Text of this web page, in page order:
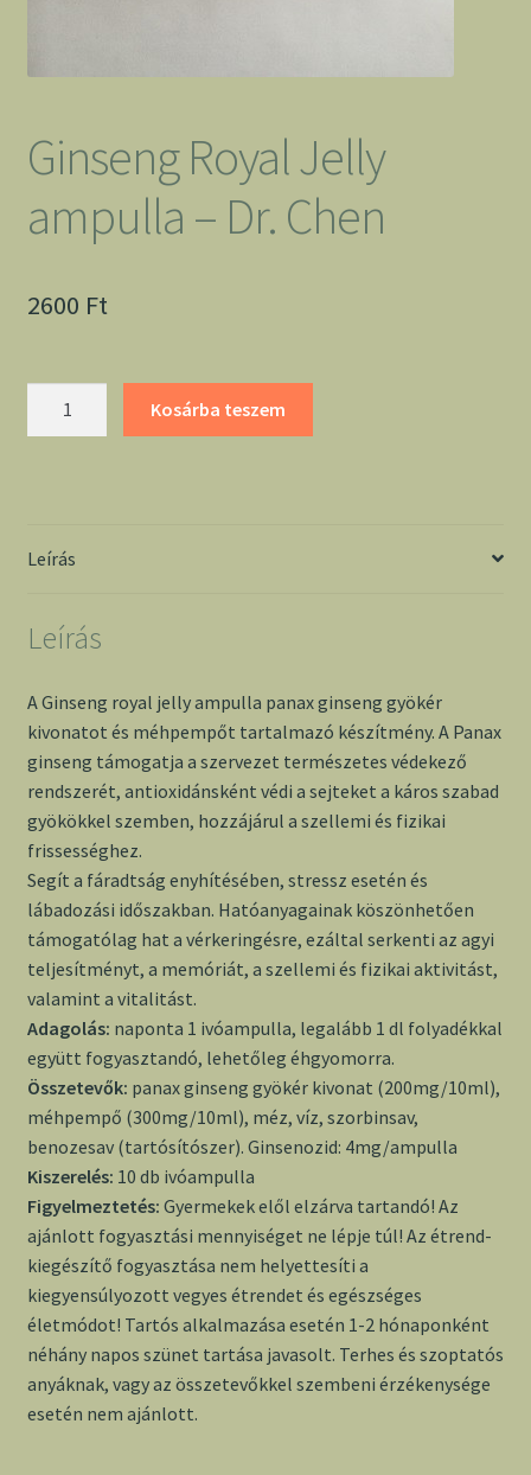
Ginseng Royal Jelly
ampulla – Dr. Chen
2600 Ft
Chen
Kosárba teszem
Leírás
Leírás
A Ginseng royal jelly ampulla panax ginseng gyökér
kivonatot és méhpempőt tartalmazó készítmény. A Panax
ginseng támogatja a szervezet természetes védekező
rendszerét, antioxidánsként védi a sejteket a káros szabad
gyökökkel szemben, hozzájárul a szellemi és fizikai
frissességhez.
Segít a fáradtság enyhítésében, stressz esetén és
lábadozási időszakban. Hatóanyagainak köszönhetően
támogatólag hat a vérkeringésre, ezáltal serkenti az agyi
teljesítményt, a memóriát, a szellemi és fizikai aktivitást,
valamint a vitalitást.
Adagolás: naponta 1 ivóampulla, legalább 1 dl folyadékkal
együtt fogyasztandó, lehetőleg éhgyomorra.
Összetevők: panax ginseng gyökér kivonat (200mg/10ml),
méhpempő (300mg/10ml), méz, víz, szorbinsav,
benozesav (tartósítószer). Ginsenozid: 4mg/ampulla
Kiszerelés: 10 db ivóampulla
Figyelmeztetés: Gyermekek elől elzárva tartandó! Az
ajánlott fogyasztási mennyiséget ne lépje túl! Az étrend-
kiegészítő fogyasztása nem helyettesíti a
kiegyensúlyozott vegyes étrendet és egészséges
életmódot! Tartós alkalmazása esetén 1-2 hónaponként
néhány napos szünet tartása javasolt. Terhes és szoptatós
anyáknak, vagy az összetevőkkel szembeni érzékenysége
esetén nem ajánlott.